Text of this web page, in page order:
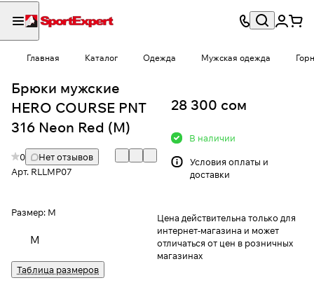
Главная Каталог Одежда Мужская одежда
Брюки мужские
HERO COURSE PNT
316 Neon Red (M)
0
Нет отзывов
Арт. RLLMP07
Размер: M
M
Таблица размеров
28 300 сом
В наличии
Условия оплаты и
доставки
Цена действительна только для
интернет-магазина и может
отличаться от цен в розничных
магазинах